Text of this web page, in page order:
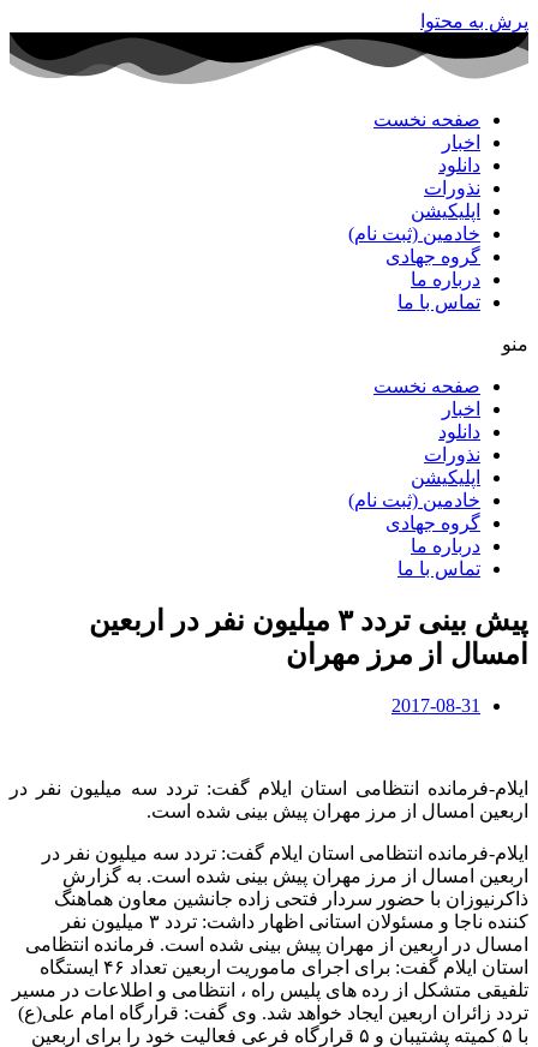
پرش به محتوا
صفحه نخست
اخبار
دانلود
نذورات
اپلیکیشن
خادمین (ثبت نام)
گروه جهادی
درباره ما
تماس با ما
منو
صفحه نخست
اخبار
دانلود
نذورات
اپلیکیشن
خادمین (ثبت نام)
گروه جهادی
درباره ما
تماس با ما
پیش بینی تردد ۳ میلیون نفر در اربعین
امسال از مرز مهران
2017-08-31
ایلام-فرمانده انتظامی استان ایلام گفت: تردد سه میلیون نفر در
اربعین امسال از مرز مهران پیش بینی شده است.
ایلام-فرمانده انتظامی استان ایلام گفت: تردد سه میلیون نفر در
اربعین امسال از مرز مهران پیش بینی شده است. به گزارش
ذاکرنیوزان با حضور سردار فتحی زاده جانشین معاون هماهنگ
کننده ناجا و مسئولان استانی اظهار داشت: تردد ۳ میلیون نفر
امسال در اربعین از مهران پیش بینی شده است. فرمانده انتظامی
استان ایلام گفت: برای اجرای ماموریت اربعین تعداد ۴۶ ایستگاه
تلفیقی متشکل از رده های پلیس راه ، انتظامی و اطلاعات در مسیر
تردد زائران اربعین ایجاد خواهد شد. وی گفت: قرارگاه امام علی(ع)
با ۵ کمیته پشتیبان و ۵ قرارگاه فرعی فعالیت خود را برای اربعین